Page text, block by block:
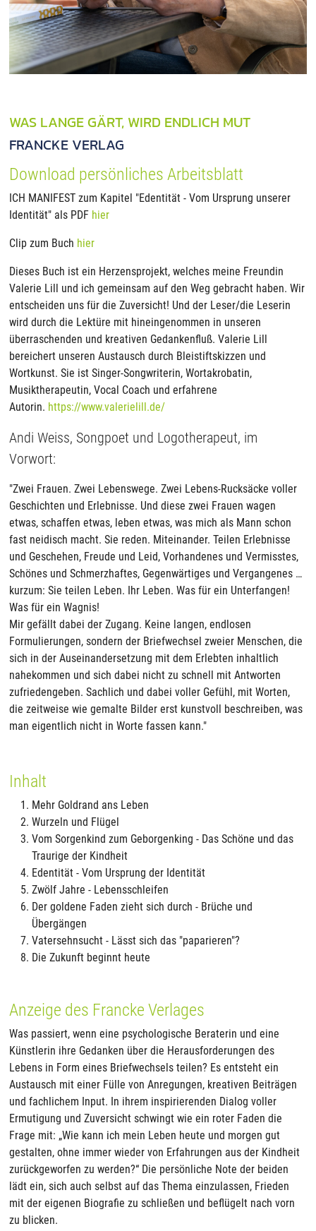
WAS LANGE GÄRT, WIRD ENDLICH MUT
FRANCKE VERLAG
Download persönliches Arbeitsblatt
ICH MANIFEST zum Kapitel "Edentität - Vom Ursprung unserer
Identität" als PDF hier
Clip zum Buch hier
Dieses Buch ist ein Herzensprojekt, welches meine Freundin
Valerie Lill und ich gemeinsam auf den Weg gebracht haben. Wir
entscheiden uns für die Zuversicht! Und der Leser/die Leserin
wird durch die Lektüre mit hineingenommen in unseren
überraschenden und kreativen Gedankenfluß. Valerie Lill
bereichert unseren Austausch durch Bleistiftskizzen und
Wortkunst. Sie ist Singer-Songwriterin, Wortakrobatin,
Musiktherapeutin, Vocal Coach und erfahrene
Autorin. https://www.valerielill.de/
Andi Weiss, Songpoet und Logotherapeut, im
Vorwort:
"Zwei Frauen. Zwei Lebenswege. Zwei Lebens-Rucksäcke voller
Geschichten und Erlebnisse. Und diese zwei Frauen wagen
etwas, schaffen etwas, leben etwas, was mich als Mann schon
fast neidisch macht. Sie reden. Miteinander. Teilen Erlebnisse
und Geschehen, Freude und Leid, Vorhandenes und Vermisstes,
Schönes und Schmerzhaftes, Gegenwärtiges und Vergangenes …
kurzum: Sie teilen Leben. Ihr Leben. Was für ein Unterfangen!
Was für ein Wagnis!
Mir gefällt dabei der Zugang. Keine langen, endlosen
Formulierungen, sondern der Briefwechsel zweier Menschen, die
sich in der Auseinandersetzung mit dem Erlebten inhaltlich
nahekommen und sich dabei nicht zu schnell mit Antworten
zufriedengeben. Sachlich und dabei voller Gefühl, mit Worten,
die zeitweise wie gemalte Bilder erst kunstvoll beschreiben, was
man eigentlich nicht in Worte fassen kann."
Inhalt
Mehr Goldrand ans Leben
Wurzeln und Flügel
Vom Sorgenkind zum Geborgenking - Das Schöne und das
Traurige der Kindheit
Edentität - Vom Ursprung der Identität
Zwölf Jahre - Lebensschleifen
Der goldene Faden zieht sich durch - Brüche und
Übergängen
Vatersehnsucht - Lässt sich das "paparieren"?
Die Zukunft beginnt heute
Anzeige des Francke Verlages
Was passiert, wenn eine psychologische Beraterin und eine
Künstlerin ihre Gedanken über die Herausforderungen des
Lebens in Form eines Briefwechsels teilen? Es entsteht ein
Austausch mit einer Fülle von Anregungen, kreativen Beiträgen
und fachlichem Input. In ihrem inspirierenden Dialog voller
Ermutigung und Zuversicht schwingt wie ein roter Faden die
Frage mit: „Wie kann ich mein Leben heute und morgen gut
gestalten, ohne immer wieder von Erfahrungen aus der Kindheit
zurückgeworfen zu werden?“ Die persönliche Note der beiden
lädt ein, sich auch selbst auf das Thema einzulassen, Frieden
mit der eigenen Biografie zu schließen und beflügelt nach vorn
zu blicken.